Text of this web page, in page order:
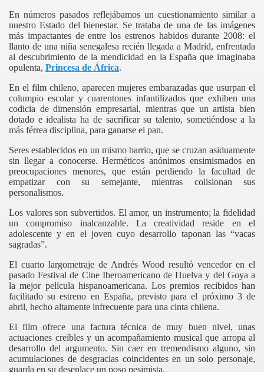
En números pasados reflejábamos un cuestionamiento similar a
nuestro Estado del bienestar. Se trataba de una de las imágenes
más impactantes de entre los estrenos habidos durante 2008: el
llanto de una niña senegalesa recién llegada a Madrid, enfrentada
al descubrimiento de la mendicidad en la España que imaginaba
opulenta, Princesa de África.
En el film chileno, aparecen mujeres embarazadas que usurpan el
columpio escolar y cuarentones infantilizados que exhiben una
codicia de dimensión empresarial, mientras que un artista bien
dotado e idealista ha de sacrificar su talento, sometiéndose a la
más férrea disciplina, para ganarse el pan.
Seres establecidos en un mismo barrio, que se cruzan asiduamente
sin llegar a conocerse. Herméticos anónimos ensimismados en
preocupaciones menores, que están perdiendo la facultad de
empatizar con su semejante, mientras colisionan sus
personalismos.
Los valores son subvertidos. El amor, un instrumento; la fidelidad
un compromiso inalcanzable. La creatividad reside en el
adolescente y en el joven cuyo desarrollo taponan las “vacas
sagradas”.
El cuarto largometraje de Andrés Wood resultó vencedor en el
pasado Festival de Cine Iberoamericano de Huelva y del Goya a
la mejor película hispanoamericana. Los premios recibidos han
facilitado su estreno en España, previsto para el próximo 3 de
abril, hecho altamente infrecuente para una cinta chilena.
El film ofrece una factura técnica de muy buen nivel, unas
actuaciones creíbles y un acompañamiento musical que arropa al
desarrollo del argumento. Sin caer en tremendismo alguno, sin
acumulaciones de desgracias coincidentes en un solo personaje,
guarda en su desenlace un poso pesimista.
muerto